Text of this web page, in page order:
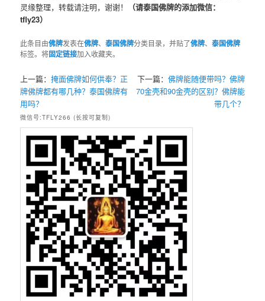
灵缘整理，转载请注明，谢谢！
（请泰国佛牌的添加微信：
tfly23）
此条目由佛牌发表在佛牌、泰国佛牌分类目录，并贴了佛牌、泰国佛牌
标签。将固定链接加入收藏夹。
上一篇：掩面佛牌如何供奉？正
牌佛牌都有哪几种？泰国佛牌有
用吗？
下一篇： 佛牌能随便带吗？佛牌
70金壳和90金壳的区别？佛牌能
带几个？
微信号:TFLY266 (长按可复制)